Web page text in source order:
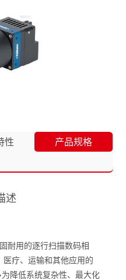
性
产品规格
述
耐用的逐行扫描数码相
疗、运输和其他应用的
降低系统复杂性、最大化